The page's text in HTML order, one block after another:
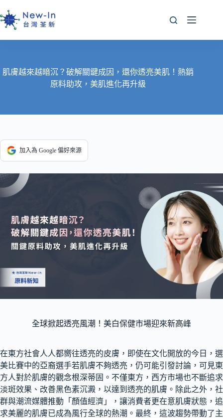
至
主
要
容
肌膚越來越暗沉？破解關鍵成因，還你透亮美肌！熱銷
原料助攻，美肌進化再升級
加入為 Google 偏好來源
全球掀起透亮風潮！美白保健市場迎來新高峰
在東方社會人人都嚮往透亮的皮膚，即使在文化開放的今日，選
美比賽中的亞裔選手若肌膚不夠透亮，仍可能引發討論，可見東
方人對於肌膚的觀念根深蒂固。不僅東方，西方市場也不斷追求
淡斑效果、改善黑色素沉澱，以達到透亮的肌膚。除此之外，社
群與潮流媒體推動「顏值經濟」，讓消費者更在意肌膚狀態，追
求美麗的肌膚已成為風行全球的熱潮。最終，這波趨勢帶動了主